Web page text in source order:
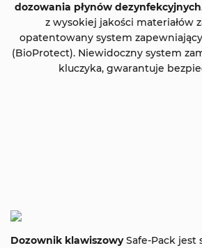
dozowania płynów dezynfekcyjnych
z wysokiej jakości materiałów
opatentowany system
(BioProtect). Niewidoczny system
kluczyka, gwarantuje
Dozownik klawiszowySafe-Pack jest